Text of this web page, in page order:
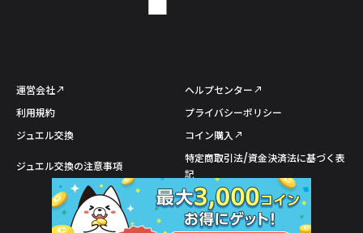
運営会社
ヘルプセンター
利用規約
プライバシーポリシー
ジュエル交換
コイン購入
ジュエル交換の注意事項
特定商取引法/資金決済法に基づく表
記
©UNBEREAL Inc.